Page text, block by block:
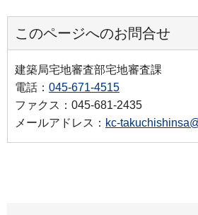
このページへのお問合せ
建築局宅地審査部宅地審査課
電話： 045-671-4515
ファクス：045-681-2435
メールアドレス： kc-